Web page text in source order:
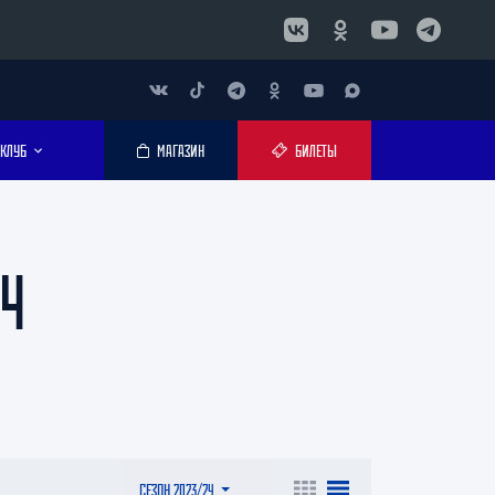
КЛУБ МАГАЗИН БИЛЕТЫ
СЕЗОН 2023/24